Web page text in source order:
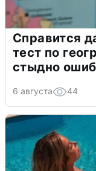
Справится
тест по
стыдно
6 августа 44